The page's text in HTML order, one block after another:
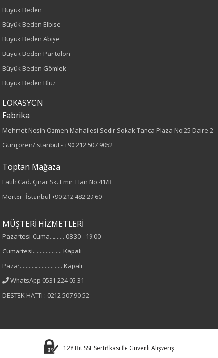
Boy
Kumaş Tipi
Dokuma
Desen
Kumaş
%15 Keten
%85 Viskon
Gömlek Yaka
Cinsiyet
Kadın
Kol Tipi
Astar Durumu
Büyük Beden
Büyük Beden Elbise
Büyük Beden Abiye
Büyük Beden Pantolon
Büyük Beden Gömlek
Büyük Beden Bluz
LOKASYON
Fabrika
Mehmet Nesih Özmen Mahallesi Sedir Sokak Tanca Plaza No:25 Daire 2
Güngören/İstanbul -+90 212 507 9052
Toptan Mağaza
Fatih Cad. Çınar Sk. Emin Han No:41/B
Merter- İstanbul +90 212 482 29 60
MÜŞTERİ HİZMETLERİ
Pazartesi-Cuma.......... 08:30 - 19:00
Cumartesi.................... Kapalı
Pazar............................. Kapalı
WhatsApp 0531 224 05 31
DESTEK HATTI : 0212 507 90 52
128 Bit SSL Sertifikası İle Güvenli Alışveriş